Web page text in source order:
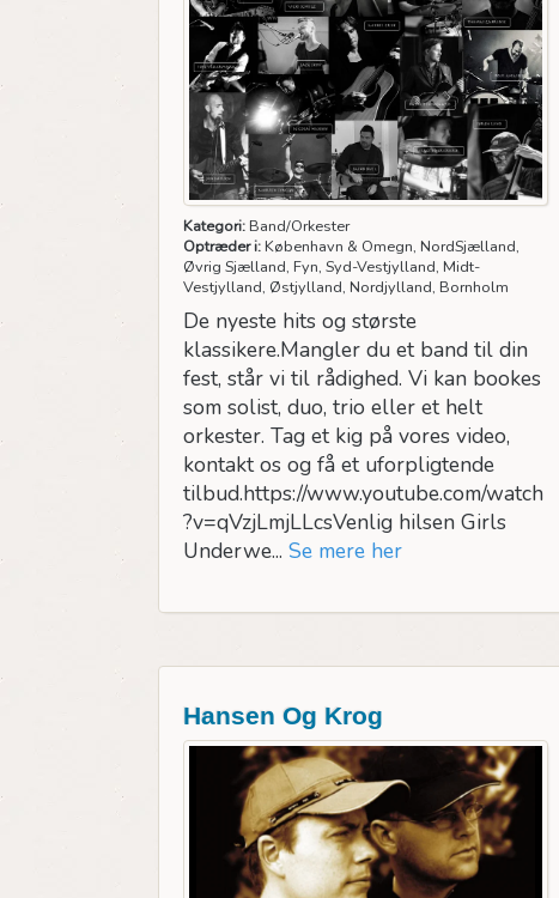
Kategori: Band/Orkester
Optræder i: København & Omegn, NordSjælland,
Øvrig Sjælland, Fyn, Syd-Vestjylland, Midt-
Vestjylland, Østjylland, Nordjylland, Bornholm
De nyeste hits og største
klassikere.Mangler du et band til din
fest, står vi til rådighed. Vi kan bookes
som solist, duo, trio eller et helt
orkester. Tag et kig på vores video,
kontakt os og få et uforpligtende
tilbud.https://www.youtube.com/watch
?v=qVzjLmjLLcsVenlig hilsen Girls
Underwe... Se mere her
Hansen Og Krog